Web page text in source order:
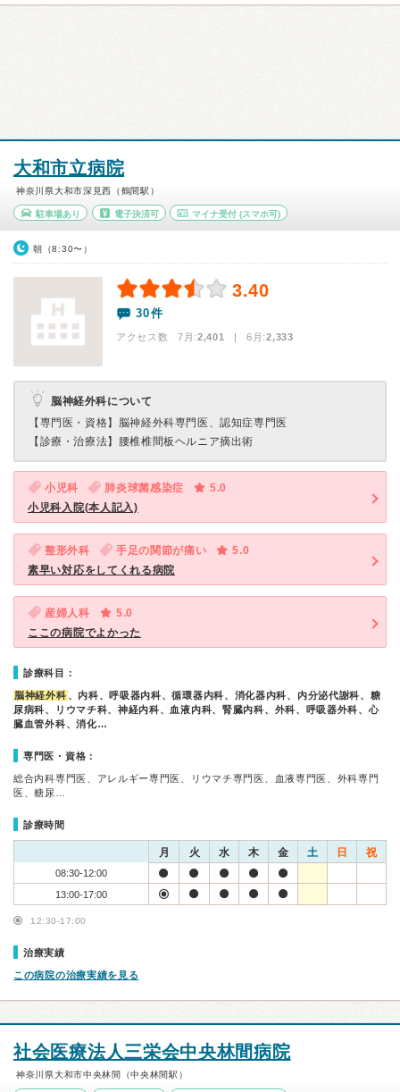
大和市立病院
神奈川県大和市深見西（鶴間駅）
駐車場あり 電子決済可 マイナ受付 (スマホ可)
朝（8:30〜）
3.40
30件
アクセス数 7月:2,401 | 6月:2,333
脳神経外科について
【専門医・資格】 脳神経外科専門医、認知症専門医
【診療・治療法】
腰椎椎間板ヘルニア摘出術
小児科 肺炎球菌感染症
5.0
小児科入院(本人記入)
整形外科 手足の関節が痛い
5.0
素早い対応をしてくれる病院
産婦人科
5.0
ここの病院でよかった
診療科目：
脳神経外科 、内科、呼吸器内科、循環器内科、消化器内科、内分泌代謝科、糖
尿病科、リウマチ科、神経内科、血液内科、腎臓内科、外科、呼吸器外科、心
臓血管外科、消化…
専門医・資格：
総合内科専門医、アレルギー専門医、リウマチ専門医、血液専門医、外科専門
医、糖尿…
診療時間
月 火 水 木 金 土 日 祝
08:30-12:00
13:00-17:00
12:30-17:00
治療実績
この病院の治療実績を見る
社会医療法人三栄会中央林間病院
神奈川県大和市中央林間（中央林間駅）